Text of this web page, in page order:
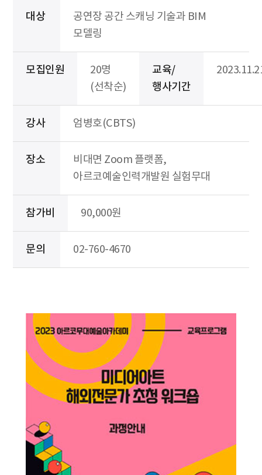
대상
공연장 공간 스캐닝 기술과 BIM
모델링
모집인원
20명
(선착순)
교육/
행사기간
강사 엄병호(CBTS)
장소
비대면 Zoom 플랫폼,
아르코예술인력개발원 실험무대
참가비 90,000원
문의 02-760-4670